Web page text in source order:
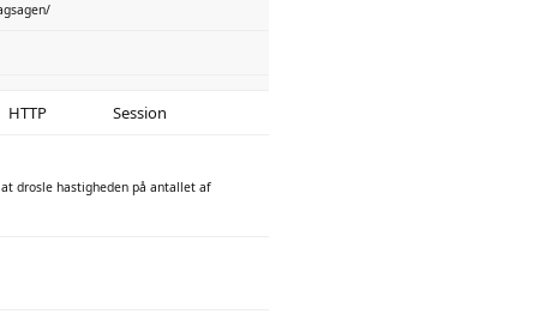
HTTP Session
drosle hastigheden på antallet af